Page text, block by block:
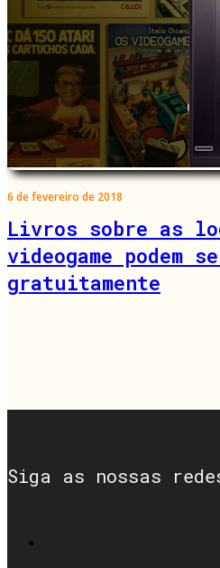
6 de fevereiro de 2018
Livros sobre as
videogame podem
gratuitamente
Siga as nossas